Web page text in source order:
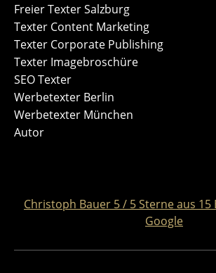
Freier Texter Salzburg
Texter Content Marketing
Texter Corporate Publishing
Texter Imagebroschüre
SEO Texter
Werbetexter Berlin
Werbetexter München
Autor
Christoph Bauer 5/ 5Sterne aus 15
Google